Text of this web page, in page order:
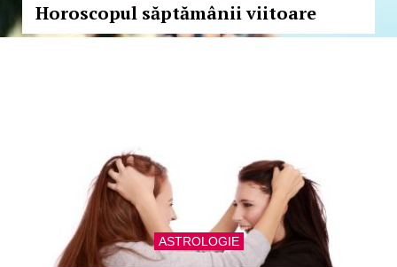
Horoscopul săptămânii viitoare
ASTROLOGIE